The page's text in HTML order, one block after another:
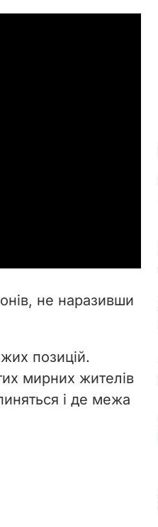
не наразивши
позицій.
мирних жителів
і де межа